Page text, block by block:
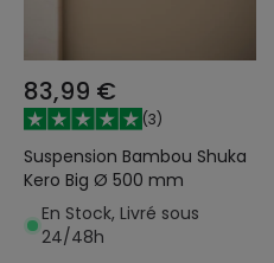
83,99 €
(3)
Suspension Bambou Shuka
Kero Big Ø 500 mm
En Stock, Livré sous
24/48h